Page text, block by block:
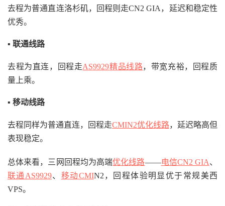
去程为普通直连洛杉矶，回程则走CN2 GIA，延迟和稳定性
优秀。
▪ 联通线路
去程为直连，回程走AS9929精品线路，带宽充裕，回程质
量上乘。
▪ 移动线路
去程同样为普通直连，回程走CMIN2优化线路，延迟略高但
表现稳定。
总体来看，三网回程均为高端优化线路——电信CN2 GIA、
联通AS9929、 移动CMIN2，回程体验明显优于常规美西
VPS。